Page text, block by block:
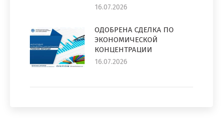
16.07.2026
ОДОБРЕНА СДЕЛКА ПО
ЭКОНОМИЧЕСКОЙ
КОНЦЕНТРАЦИИ
16.07.2026